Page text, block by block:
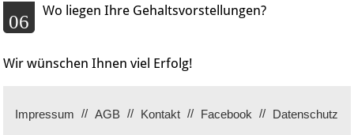
06
Wo liegen Ihre Gehaltsvorstellungen?
Wir wünschen Ihnen viel Erfolg!
Impressum AGB Kontakt Facebook Datenschutz